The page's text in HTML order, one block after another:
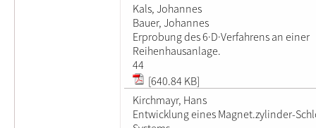
Kals, Johannes
Bauer, Johannes
Erprobung des 6·D·Verfahrens an einer
Reihenhausanlage.
44
[640.84 KB]
Kirchmayr, Hans
Entwicklung eines Magnet.zylinder-